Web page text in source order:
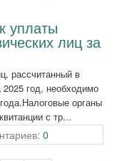
уплаты
лиц за
рассчитанный в
год, необходимо
органы
с тр...
0